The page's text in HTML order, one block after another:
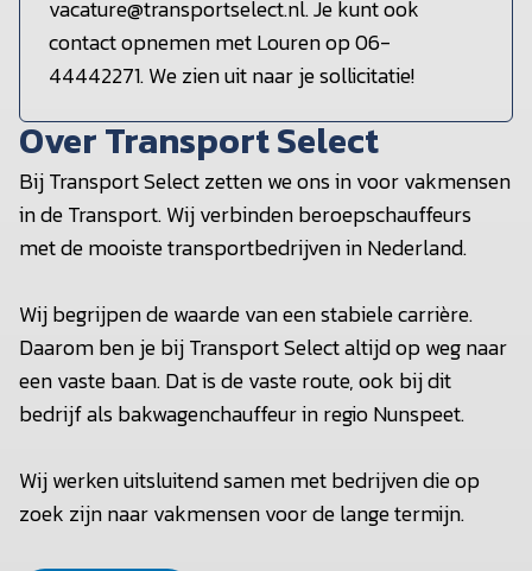
vacature@transportselect.nl. Je kunt ook
contact opnemen met Louren op 06-
44442271. We zien uit naar je sollicitatie!
Over Transport Select
Bij Transport Select zetten we ons in voor vakmensen
in de Transport. Wij verbinden beroepschauffeurs
met de mooiste transportbedrijven in Nederland.
Wij begrijpen de waarde van een stabiele carrière.
Daarom ben je bij Transport Select altijd op weg naar
een vaste baan. Dat is de vaste route, ook bij dit
bedrijf als bakwagenchauffeur in regio Nunspeet.
Wij werken uitsluitend samen met bedrijven die op
zoek zijn naar vakmensen voor de lange termijn.